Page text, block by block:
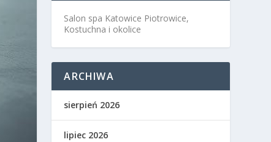
Salon spa Katowice Piotrowice,
Kostuchna i okolice
ARCHIWA
sierpień 2026
lipiec 2026